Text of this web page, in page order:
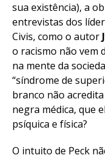
sua existência), a
entrevistas dos
Civis, como o autor
o racismo não vem
na mente da
“síndrome de
branco não
negra médica, que
psíquica e física?
O intuito de Peck